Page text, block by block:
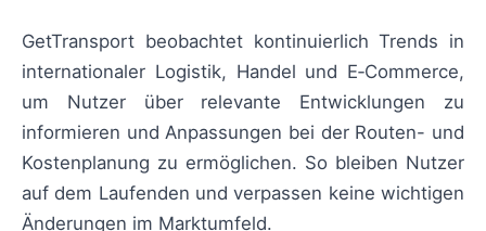
GetTransport beobachtet kontinuierlich Trends in
internationaler Logistik, Handel und E‑Commerce,
um Nutzer über relevante Entwicklungen zu
informieren und Anpassungen bei der Routen- und
Kostenplanung zu ermöglichen. So bleiben Nutzer
auf dem Laufenden und verpassen keine wichtigen
Änderungen im Marktumfeld.